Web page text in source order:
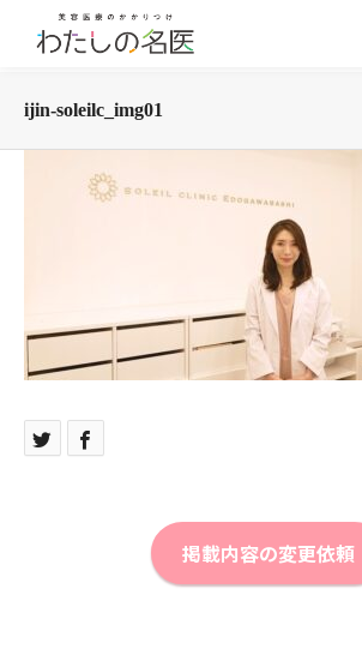
ijin-soleilc_img01
掲載内容の変更依頼